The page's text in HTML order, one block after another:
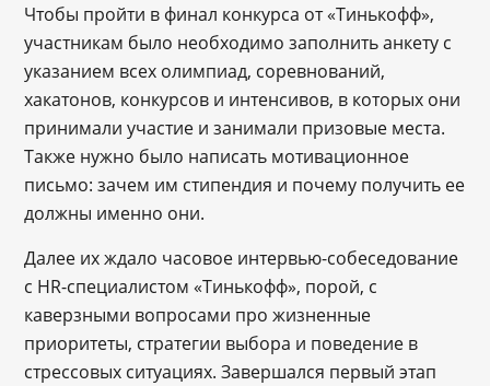
Чтобы пройти в финал конкурса от «Тинькофф»,
участникам было необходимо заполнить анкету с
указанием всех олимпиад, соревнований,
хакатонов, конкурсов и интенсивов, в которых они
принимали участие и занимали призовые места.
Также нужно было написать мотивационное
письмо: зачем им стипендия и почему получить ее
должны именно они.
Далее их ждало часовое интервью-собеседование
с HR-специалистом «Тинькофф», порой, с
каверзными вопросами про жизненные
приоритеты, стратегии выбора и поведение в
стрессовых ситуациях. Завершался первый этап